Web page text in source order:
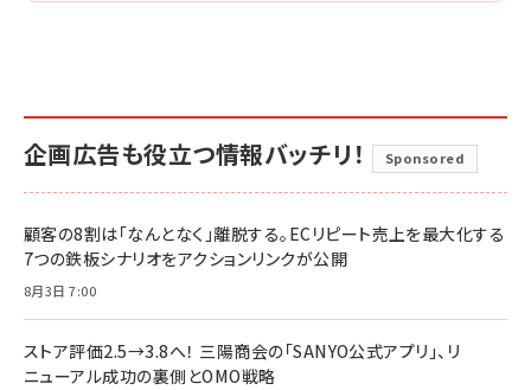
企画広告も役立つ情報バッチリ！ Sponsored
顧客の8割は「なんとなく」離脱する。ECリピート売上を最大化する
7つの鉄板シナリオをアクションリンクが公開
8月3日 7:00
ストア評価2.5→3.8へ！ 三陽商会の「SANYO公式アプリ」、リ
ニューアル成功の裏側とOMO戦略